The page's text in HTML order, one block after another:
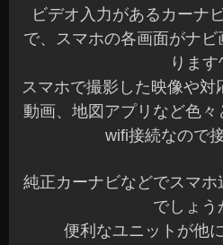
ビデオ入力があるカーナ
で、スマホの各画面がナ
ります
スマホで撮影した映像や対
動画、地図アプリなど色
wifi接続なので
純正カーナビなどでスマホ
でしょう
便利なユニットが他